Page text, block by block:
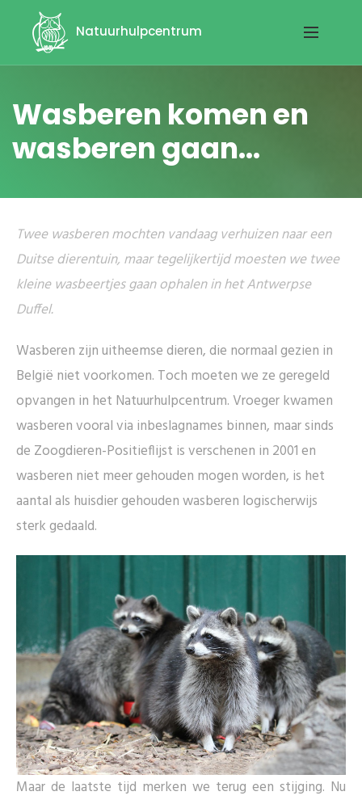
Natuurhulpcentrum
Wasberen komen en
wasberen gaan...
Twee wasberen mochten vandaag verhuizen naar een
Duitse dierentuin, maar tegelijkertijd moesten we twee
kleine wasbeertjes gaan ophalen in het Antwerpse
Duffel.
Wasberen zijn uitheemse dieren, die normaal gezien in
België niet voorkomen. Toch moeten we ze geregeld
opvangen in het Natuurhulpcentrum. Vroeger kwamen
wasberen vooral via inbeslagnames binnen, maar sinds
de Zoogdieren-Positieflijst is verschenen in 2001 en
wasberen niet meer gehouden mogen worden, is het
aantal als huisdier gehouden wasberen logischerwijs
sterk gedaald.
Maar de laatste tijd merken we terug een stijging. Nu